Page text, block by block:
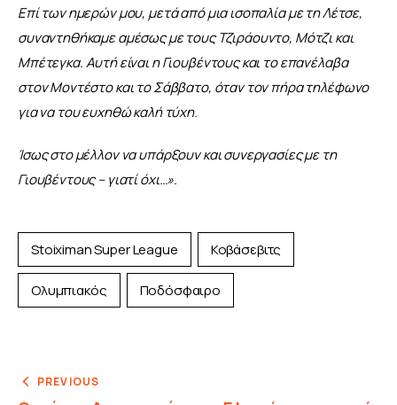
Επί των ημερών μου, μετά από μια ισοπαλία με τη Λέτσε,
συναντηθήκαμε αμέσως με τους Τζιράουντο, Μότζι και
Μπέτεγκα.Αυτή είναι η Γιουβέντους και το επανέλαβα
στον Μοντέστο και το Σάββατο, όταν τον πήρα τηλέφωνο
για να του ευχηθώ καλή τύχη.
Ίσως στο μέλλον να υπάρξουν και συνεργασίες με τη
Γιουβέντους – γιατί όχι…».
Stoiximan Super League Κοβάσεβιτς
Ολυμπιακός Ποδόσφαιρο
PREVIOUS